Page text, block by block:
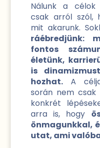
Nálunk a célok
csak arról szól,
mit akarunk.
ráébredjünk:
fontos
életünk,
is
hozhat.A
során nem csak
konkrét
arra is, hogy
önmagunkkal,
utat, ami